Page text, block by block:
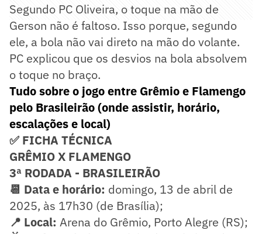
Segundo PC Oliveira, o toque na mão de
Gerson não é faltoso. Isso porque, segundo
ele, a bola não vai direto na mão do volante.
PC explicou que os desvios na bola absolvem
o toque no braço.
Tudo sobre o jogo entre Grêmio e Flamengo
pelo Brasileirão (onde assistir, horário,
escalações e local)
✅ FICHA TÉCNICA
GRÊMIO X FLAMENGO
3ª RODADA - BRASILEIRÃO
📆 Data e horário: domingo, 13 de abril de
2025, às 17h30 (de Brasília);
📍 Local: Arena do Grêmio, Porto Alegre (RS);